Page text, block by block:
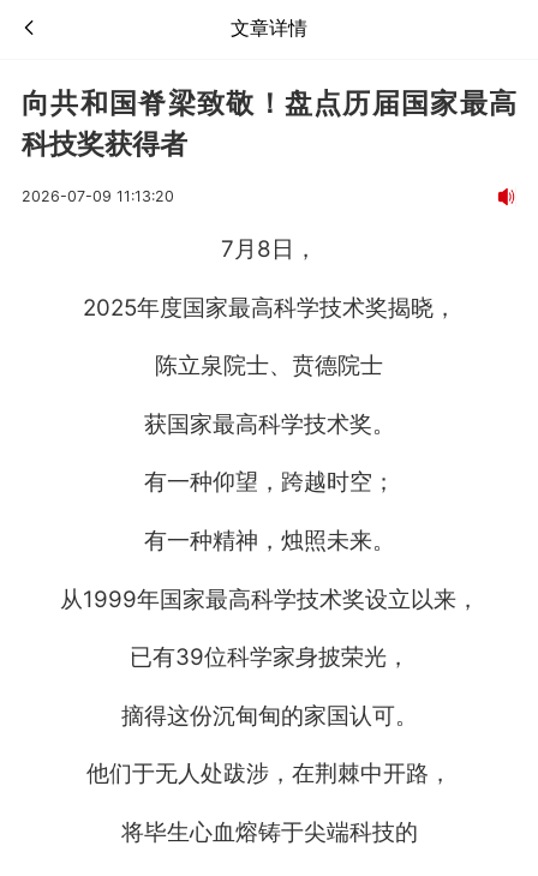
文章详情
向共和国脊梁致敬！盘点历届国家最高
科技奖获得者
2026-07-09 11:13:20
7月8日，
2025年度国家最高科学技术奖揭晓，
陈立泉院士、贲德院士
获国家最高科学技术奖。
有一种仰望，跨越时空；
有一种精神，烛照未来。
从1999年国家最高科学技术奖设立以来，
已有39位科学家身披荣光，
摘得这份沉甸甸的家国认可。
他们于无人处跋涉，在荆棘中开路，
将毕生心血熔铸于尖端科技的